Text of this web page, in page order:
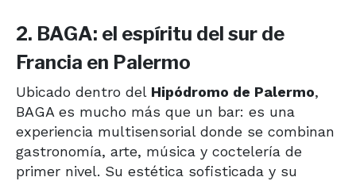
2. BAGA: el espíritu del sur de
Francia en Palermo
Ubicado dentro del Hipódromo de Palermo,
BAGA es mucho más que un bar: es una
experiencia multisensorial donde se combinan
gastronomía, arte, música y coctelería de
primer nivel. Su estética sofisticada y su